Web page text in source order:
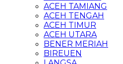
ACEH TAMIANG
ACEH TENGAH
ACEH TIMUR
ACEH UTARA
BENER MERIAH
BIREUEN